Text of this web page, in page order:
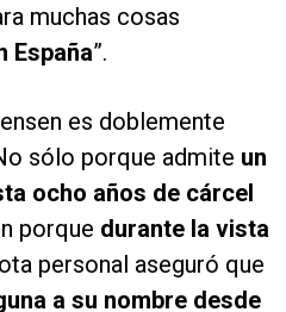
muchas cosas
España”.
es doblemente
sólo porque admite un
ocho años de cárcel
porque durante la vista
personal aseguró que
a su nombre desde